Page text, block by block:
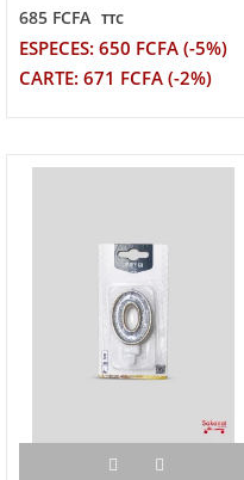
685 FCFA TTC
ESPECES: 650 FCFA (-5%)
CARTE: 671 FCFA (-2%)